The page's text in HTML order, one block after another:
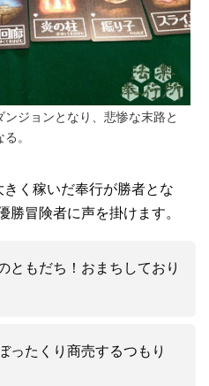
ジョンとなり、悲惨な末路と
る。
きく稼いだ奉行が勝者とな
冒険者に声を掛けます。
ともだち！おまちしており
ったくり商売するつもり